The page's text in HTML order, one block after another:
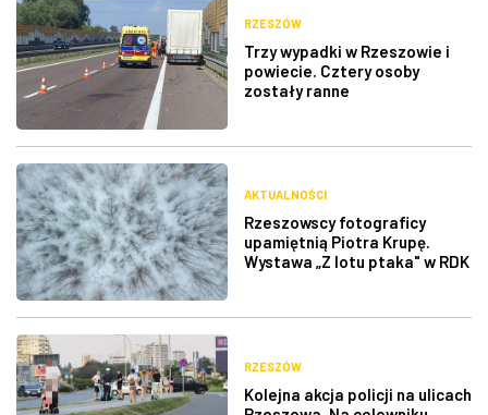
RZESZÓW
Trzy wypadki w Rzeszowie i
powiecie. Cztery osoby
zostały ranne
AKTUALNOŚCI
Rzeszowscy fotograficy
upamiętnią Piotra Krupę.
Wystawa „Z lotu ptaka" w RDK
RZESZÓW
Kolejna akcja policji na ulicach